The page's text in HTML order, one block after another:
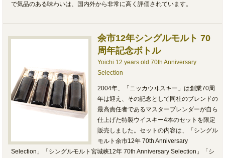
で気品のある味わいは、国内外から非常に高く評価されています。
余市12年シングルモルト 70
周年記念ボトル
Yoichi 12 years old 70th Anniversary
Selection
2004年、「ニッカウヰスキー」は創業70周
年は迎え、その記念として同社のブレンドの
最高責任者であるマスターブレンダーが自ら
仕上げた特製ウイスキー4本のセットを限定
販売しました。セットの内容は、「シングル
モルト余市12年 70th Anniversary
Selection」「シングルモルト宮城峡12年 70th Anniversary Selection」「シ